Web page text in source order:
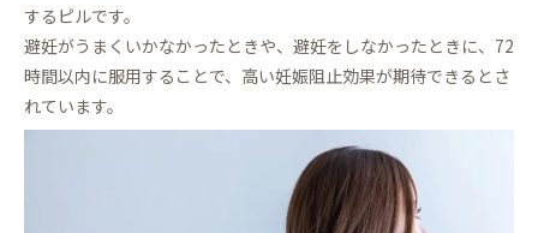
するピルです。
避妊がうまくいかなかったときや、避妊をしなかったときに、72
時間以内に服用することで、高い妊娠阻止効果が期待できるとさ
れています。